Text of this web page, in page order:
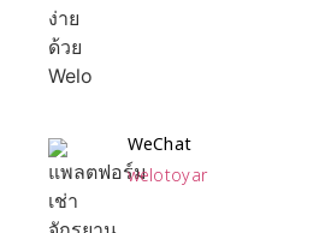
WeChat
welotoyar